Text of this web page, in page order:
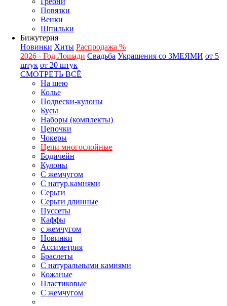
Повязки
Венки
Шпильки
Бижутерия
Новинки Хиты Распродажа %
2026 - Год Лошади Свадьба Украшения со ЗМЕЯМИ от 5
штук от 20 штук
СМОТРЕТЬ ВСЁ
На шею
Колье
Подвески-кулоны
Бусы
Наборы (комплекты)
Цепочки
Чокеры
Цепи многослойные
Бодичейн
Кулоны
С жемчугом
С натур.камнями
Серьги
Серьги длинные
Пуссеты
Каффы
с жемчугом
Новинки
Ассиметрия
Браслеты
С натуральными камнями
Кожаные
Пластиковые
С жемчугом